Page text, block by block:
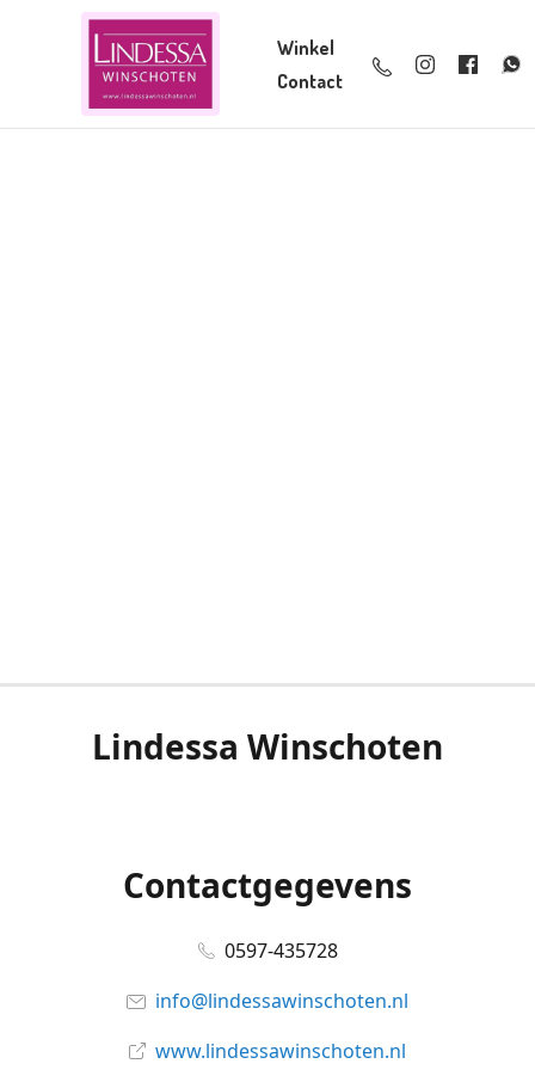
Winkel
Contact
Lindessa Winschoten
Contactgegevens
0597-435728
info@lindessawinschoten.nl
www.lindessawinschoten.nl